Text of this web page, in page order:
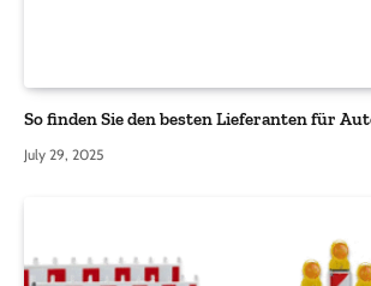
So finden Sie den besten Lieferanten für
July 29, 2025